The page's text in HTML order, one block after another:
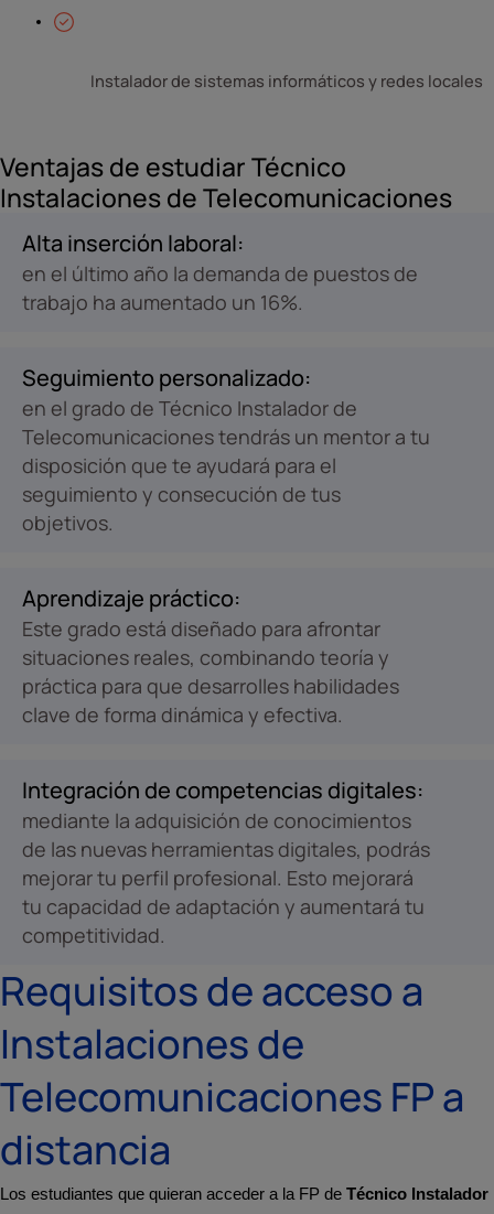
Instalador de sistemas informáticos y redes locales
Ventajas de estudiar Técnico
Instalaciones de Telecomunicaciones
Alta inserción laboral:
en el último año la demanda de puestos de
trabajo ha aumentado un 16%.
Seguimiento personalizado:
en el grado de Técnico Instalador de
Telecomunicaciones tendrás un mentor a tu
disposición que te ayudará para el
seguimiento y consecución de tus
objetivos.
Aprendizaje práctico:
Este grado está diseñado para afrontar
situaciones reales, combinando teoría y
práctica para que desarrolles habilidades
clave de forma dinámica y efectiva.
Integración de competencias digitales:
mediante la adquisición de conocimientos
de las nuevas herramientas digitales, podrás
mejorar tu perfil profesional. Esto mejorará
tu capacidad de adaptación y aumentará tu
competitividad.
Requisitos de acceso a
Instalaciones de
Telecomunicaciones FP a
distancia
Los estudiantes que quieran acceder a la FP de Técnico Instalador